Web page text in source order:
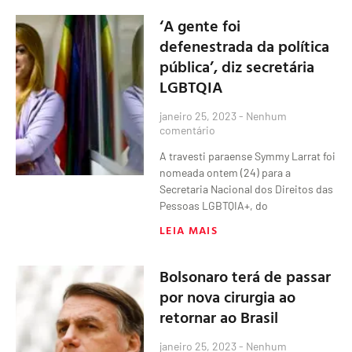
‘A gente foi
defenestrada da política
pública’, diz secretária
LGBTQIA
janeiro 25, 2023 Nenhum
comentário
A travesti paraense Symmy Larrat foi
nomeada ontem (24) para a
Secretaria Nacional dos Direitos das
Pessoas LGBTQIA+, do
LEIA MAIS
Bolsonaro terá de passar
por nova cirurgia ao
retornar ao Brasil
janeiro 25, 2023 Nenhum